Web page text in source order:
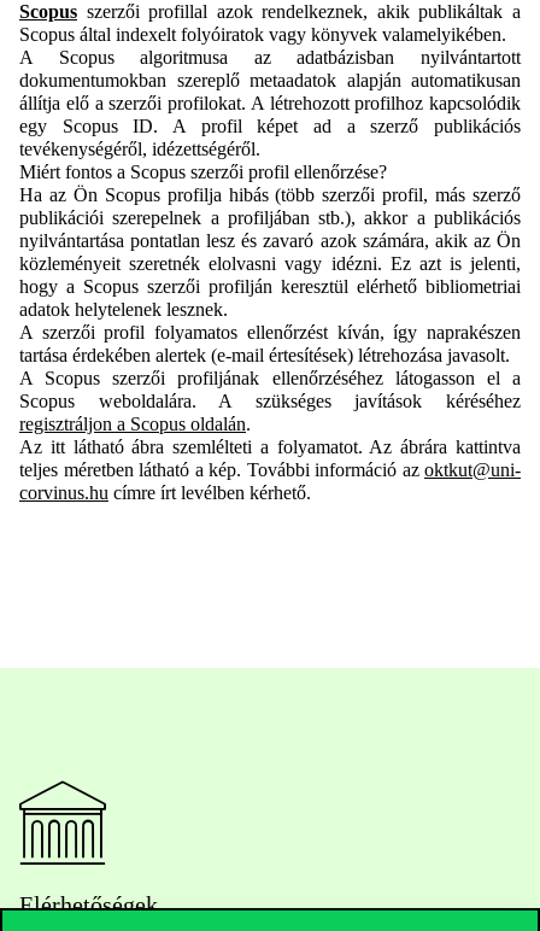
Scopus szerzői profillal azok rendelkeznek, akik publikáltak a
Scopus által indexelt folyóiratok vagy könyvek valamelyikében.
A Scopus algoritmusa az adatbázisban nyilvántartott
dokumentumokban szereplő metaadatok alapján automatikusan
állítja elő a szerzői profilokat. A létrehozott profilhoz kapcsolódik
egy Scopus ID. A profil képet ad a szerző publikációs
tevékenységéről, idézettségéről.
Miért fontos a Scopus szerzői profil ellenőrzése?
Ha az Ön Scopus profilja hibás (több szerzői profil, más szerző
publikációi szerepelnek a profiljában stb.), akkor a publikációs
nyilvántartása pontatlan lesz és zavaró azok számára, akik az Ön
közleményeit szeretnék elolvasni vagy idézni. Ez azt is jelenti,
hogy a Scopus szerzői profilján keresztül elérhető bibliometriai
adatok helytelenek lesznek.
A szerzői profil folyamatos ellenőrzést kíván, így naprakészen
tartása érdekében alertek (e-mail értesítések) létrehozása javasolt.
A Scopus szerzői profiljának ellenőrzéséhez látogasson el a
Scopus weboldalára. A szükséges javítások kéréséhez
regisztráljon a Scopus oldalán.
Az itt látható ábra szemlélteti a folyamatot. Az ábrára kattintva
teljes méretben látható a kép. További információ az oktkut@uni-
corvinus.hu címre írt levélben kérhető.
Elérhetőségek